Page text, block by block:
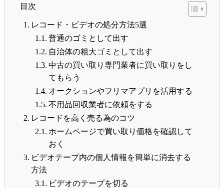
目次
レコード・ビデオの処分方法5選
普通のゴミとして出す
自治体の粗大ゴミとして出す
中古の買い取り専門業者に買い取りをし
てもらう
オークションやフリマアプリを活用する
不用品回収業者に依頼をする
レコードを高く売る為のコツ
ホームページで買い取り価格を確認して
おく
ビデオテープ内の個人情報を簡単に消去する
方法
ビデオのテープを切る